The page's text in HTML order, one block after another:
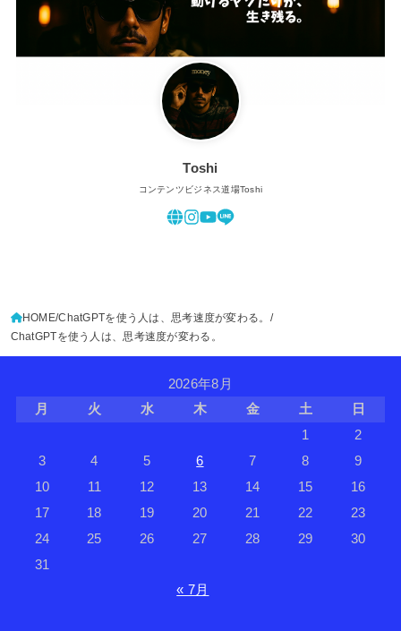
Toshi
コンテンツビジネス道場Toshi
HOME ChatGPTを使う人は、思考速度が変わる。
ChatGPTを使う人は、思考速度が変わる。
2026年8月
月
火 水 木 金 土
日
1
2
3
4 5 6 7 8
9
10
11 12 13 14 15
16
17
18 19 20 21 22
23
24
25 26 27 28 29
30
31
« 7月